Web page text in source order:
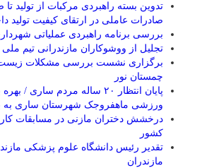
تدوین بسته راهبردی مرکبات از تولید
صادرات عاملی در ارتقای کیفیت تولید
بررسی برنامه راهبردی عملیاتی
تجلیل از ووشوکاران مازندرانی تیم
برگزاری نشست بررسی مشکلات
چمستان نور
پایان انتظار ۲۰ ساله مردم
ورزشی ماهفروجک شهرستان ساری به
درخشش دختران مازنی در مسابقات
کشور
تقدیر رئیس دانشگاه علوم پزشکی
مازندران